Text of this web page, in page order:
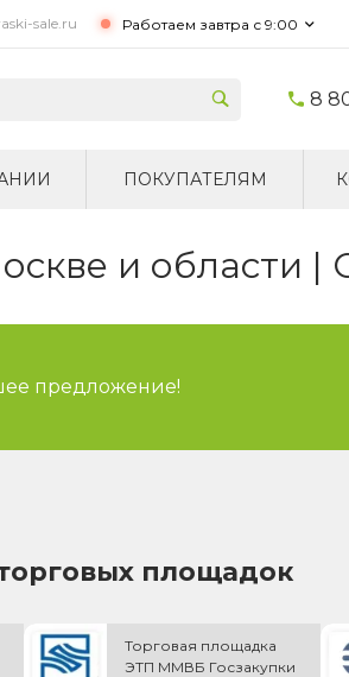
sale.ru Работаем завтра с 9:00
8
ПОКУПАТЕЛЯМ
и области
предложение!
площадок
Торговая площадка
ЭТП ММВБ Госзакупки